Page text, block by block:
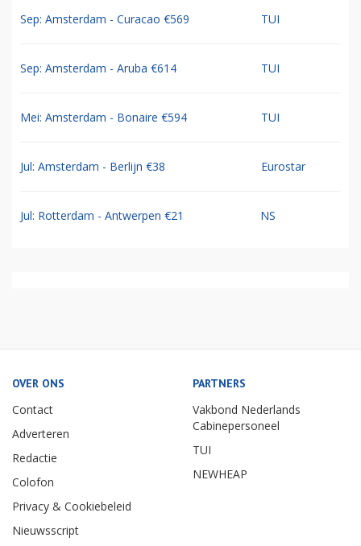
Sep: Amsterdam - Curacao €569 TUI
Sep: Amsterdam - Aruba €614 TUI
Mei: Amsterdam - Bonaire €594 TUI
Jul: Amsterdam - Berlijn €38 Eurostar
Jul: Rotterdam - Antwerpen €21 NS
OVER ONS
Contact
Adverteren
Redactie
Colofon
Privacy & Cookiebeleid
Nieuwsscript
PARTNERS
Vakbond Nederlands
Cabinepersoneel
TUI
NEWHEAP